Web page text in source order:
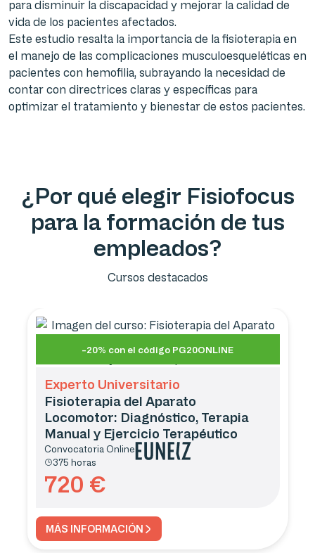
para disminuir la discapacidad y mejorar la calidad de
vida de los pacientes afectados.
Este estudio resalta la importancia de la fisioterapia en
el manejo de las complicaciones musculoesqueléticas en
pacientes con hemofilia, subrayando la necesidad de
contar con directrices claras y específicas para
optimizar el tratamiento y bienestar de estos pacientes.
¿Por qué elegir Fisiofocus
para la formación de tus
empleados?
Cursos destacados
-20% con el código PG20ONLINE
Experto Universitario
Fisioterapia del Aparato
Locomotor: Diagnóstico, Terapia
Manual y Ejercicio Terapéutico
Convocatoria Online
375 horas
720 €
MÁS INFORMACIÓN